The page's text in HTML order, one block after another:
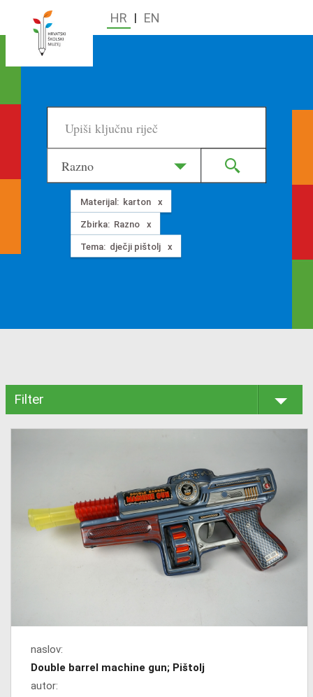
HR | EN
Razno
Materijal: karton
Zbirka: Razno
Tema: dječji pištolj
Filter
naslov:
Double barrel machine gun; Pištolj
autor: